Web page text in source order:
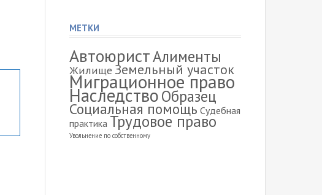
МЕТКИ
АвтоюристАлименты
Жилище Земельный участок
Миграционное право
НаследствоОбразец
Социальная помощь Судебная
практика Трудовое право
Увольнение по собственному